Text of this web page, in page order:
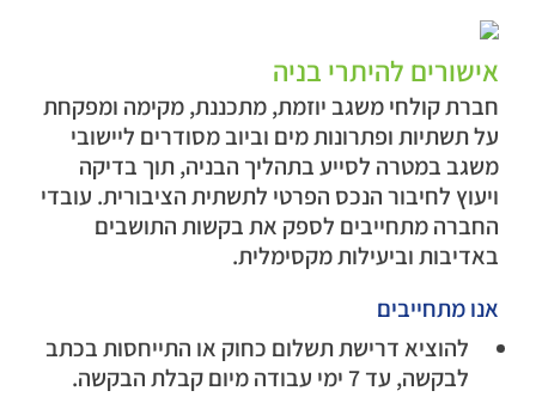
אישורים להיתרי בניה
חברת קולחי משגב יוזמת, מתכננת, מקימה ומפקחת
על תשתיות ופתרונות מים וביוב מסודרים ליישובי
משגב במטרה לסייע בתהליך הבניה, תוך בדיקה
ויעוץ לחיבור הנכס הפרטי לתשתית הציבורית. עובדי
החברה מתחייבים לספק את בקשות התושבים
באדיבות וביעילות מקסימלית.
אנו מתחייבים
להוציא דרישת תשלום כחוק או התייחסות בכתב
לבקשה, עד 7 ימי עבודה מיום קבלת הבקשה.